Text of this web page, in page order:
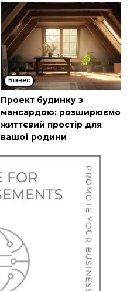
Бізнес
Проект будинку з
мансардою: розширюємо
життєвий простір для
вашої родини